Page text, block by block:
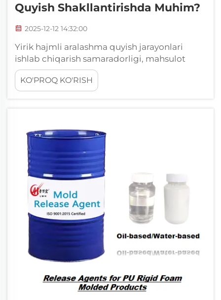
Quyish Shakllantirishda Muhim?
2025-12-12 14:32:00
Yirik hajmli aralashma quyish jarayonlari
ishlab chiqarish samaradorligi, mahsulot
sifati va umumiy foydalanish darajasiga
sezilarli ta'sir qiluvchi ko'plab qiyinchiliklar
bilan duch keladi. Ishlab chiqarishdagi
KO'PROQ KO'RISH